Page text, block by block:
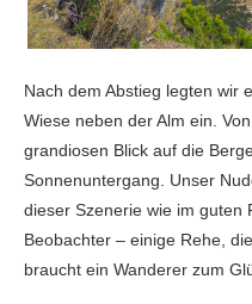
Nach dem Abstieg legten wir
Wiese neben der Alm ein.
grandiosen Blick auf die
Sonnenuntergang. Unser
dieser Szenerie wie im guten
Beobachter – einige Rehe,
braucht ein Wanderer zum